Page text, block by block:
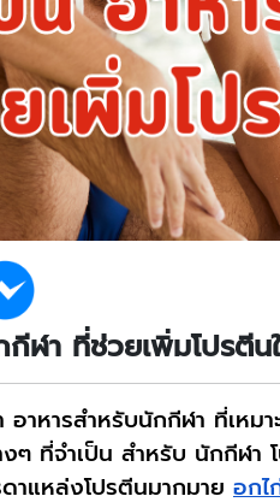
ฬา ที่ช่วยเพิ่มโปรตีน
าหารสำหรับนักกีฬา ที่เห
งๆ ที่จำเป็น สำหรับ นักกีฬ
าแหล่งโปรตีนมากมาย อกไ